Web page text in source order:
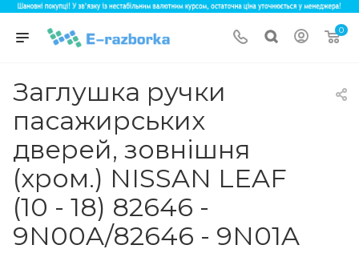
0
Заглушка ручки
пасажирських
дверей, зовнішня
(хром.) NISSAN LEAF
(10 - 18) 82646 -
9N00A/82646 - 9N01A